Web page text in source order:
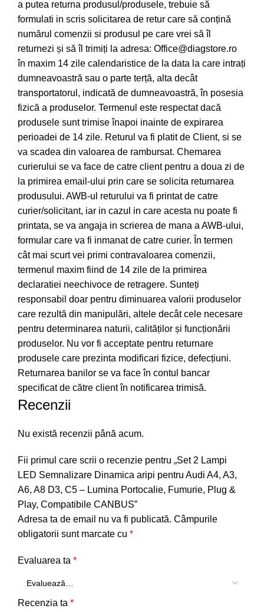
a putea returna produsul/produsele, trebuie să
formulati in scris solicitarea de retur care să conțină
numărul comenzii si produsul pe care vrei să îl
returnezi și să îl trimiți la adresa: Office@diagstore.ro
în maxim 14 zile calendaristice de la data la care intrați
dumneavoastră sau o parte terță, alta decât
transportatorul, indicată de dumneavoastră, în posesia
fizică a produselor. Termenul este respectat dacă
produsele sunt trimise înapoi inainte de expirarea
perioadei de 14 zile. Returul va fi platit de Client, si se
va scadea din valoarea de rambursat. Chemarea
curierului se va face de catre client pentru a doua zi de
la primirea email-ului prin care se solicita returnarea
produsului. AWB-ul returului va fi printat de catre
curier/solicitant, iar in cazul in care acesta nu poate fi
printata, se va angaja in scrierea de mana a AWB-ului,
formular care va fi inmanat de catre curier. În termen
cât mai scurt vei primi contravaloarea comenzii,
termenul maxim fiind de 14 zile de la primirea
declaratiei neechivoce de retragere. Sunteți
responsabil doar pentru diminuarea valorii produselor
care rezultă din manipulări, altele decât cele necesare
pentru determinarea naturii, calităților și funcționării
produselor. Nu vor fi acceptate pentru returnare
produsele care prezinta modificari fizice, defecțiuni.
Returnarea banilor se va face în contul bancar
specificat de către client în notificarea trimisă.
Recenzii
Nu există recenzii până acum.
Fii primul care scrii o recenzie pentru „Set 2 Lampi
LED Semnalizare Dinamica aripi pentru Audi A4, A3,
A6, A8 D3, C5 – Lumina Portocalie, Fumurie, Plug &
Play, Compatibile CANBUS”
Adresa ta de email nu va fi publicată. Câmpurile
obligatorii sunt marcate cu *
Evaluarea ta *
Recenzia ta *